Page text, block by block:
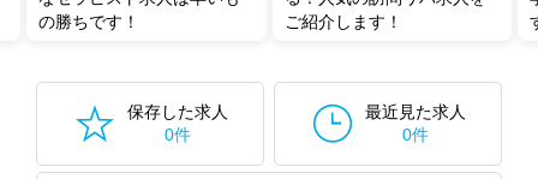
の勝ちです！
ご紹介します！
保存した求人
0件
最近見た求人
0件